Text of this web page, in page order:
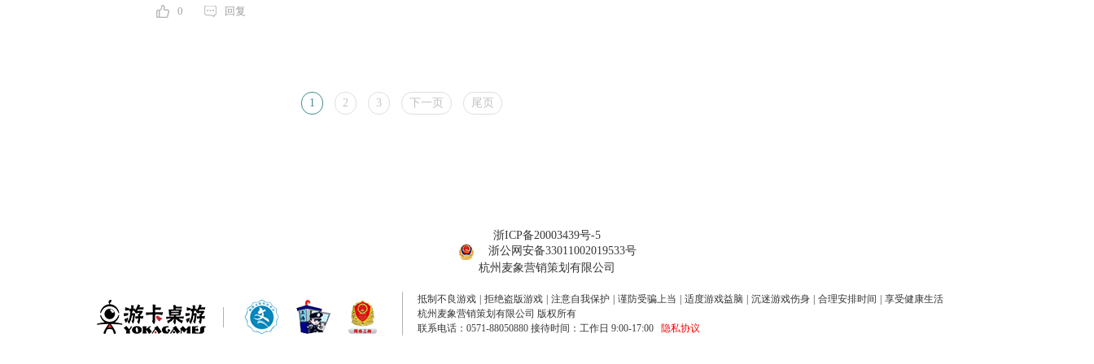
0 回复
1 2 3 下一页 尾页
浙ICP备20003439号-5
浙公网安备33011002019533号
杭州麦象营销策划有限公司
抵制不良游戏 拒绝盗版游戏 注意自我保护 谨防受骗上当 适度游戏益脑 沉迷游戏伤身 合理安排时间
享受健康生活
杭州麦象营销策划有限公司 版权所有
联系电话：0571-88050880 接待时间：工作日 9:00-17:00
隐私协议